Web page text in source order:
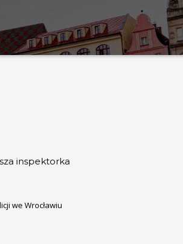
inspektorka
we Wrocławiu